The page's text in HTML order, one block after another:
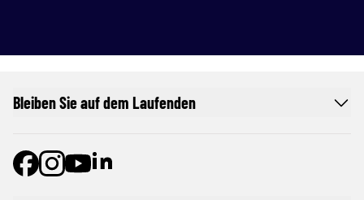
Bleiben Sie auf dem Laufenden